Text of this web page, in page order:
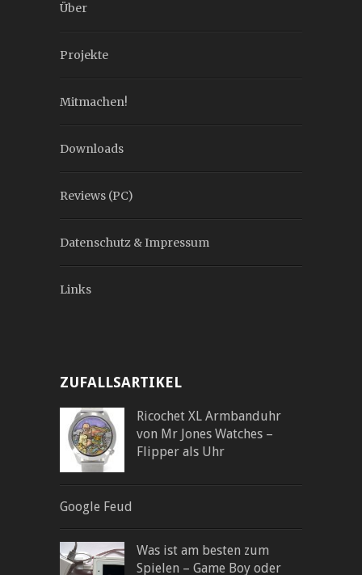
Über
Projekte
Mitmachen!
Downloads
Reviews (PC)
Datenschutz & Impressum
Links
ZUFALLSARTIKEL
Ricochet XL Armbanduhr
von Mr Jones Watches –
Flipper als Uhr
Google Feud
Was ist am besten zum
Spielen – Game Boy oder